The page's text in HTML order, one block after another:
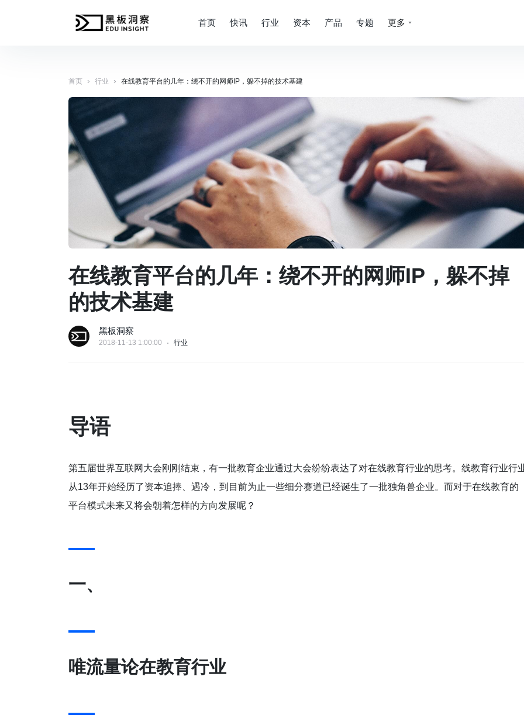
首页 快讯 行业 资本 产品 专题 更多
首页 › 行业 › 在线教育平台的几年：绕不开的网师IP，躲不掉的技术基建
在线教育平台的几年：绕不开的网师IP，躲不掉
的技术基建
黑板洞察
2018-11-13 1:00:00 行业
导语
第五届世界互联网大会刚刚结束，有一批教育企业通过大会纷纷表达了对在线教育行业的思考。线教育行业行
从13年开始经历了资本追捧、遇冷，到目前为止一些细分赛道已经诞生了一批独角兽企业。而对于在线教育的
平台模式未来又将会朝着怎样的方向发展呢？
一、
唯流量论在教育行业